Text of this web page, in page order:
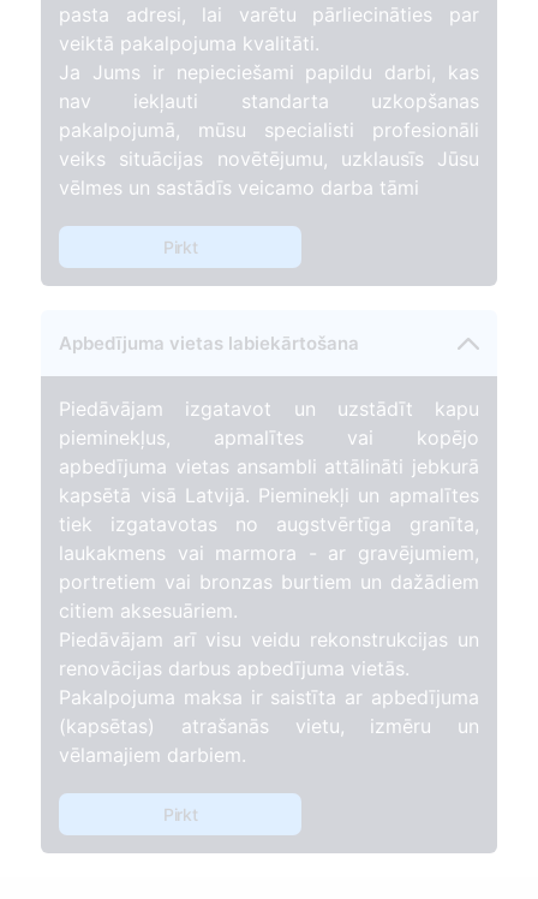
pasta adresi, lai varētu pārliecināties par
veiktā pakalpojuma kvalitāti.
Ja Jums ir nepieciešami papildu darbi, kas
nav iekļauti standarta uzkopšanas
pakalpojumā, mūsu specialisti profesionāli
veiks situācijas novētējumu, uzklausīs Jūsu
vēlmes un sastādīs veicamo darba tāmi
Pirkt
Apbedījuma vietas labiekārtošana
Piedāvājam izgatavot un uzstādīt kapu
pieminekļus, apmalītes vai kopējo
apbedījuma vietas ansambli attālināti jebkurā
kapsētā visā Latvijā. Pieminekļi un apmalītes
tiek izgatavotas no augstvērtīga granīta,
laukakmens vai marmora - ar gravējumiem,
portretiem vai bronzas burtiem un dažādiem
citiem aksesuāriem.
Piedāvājam arī visu veidu rekonstrukcijas un
renovācijas darbus apbedījuma vietās.
Pakalpojuma maksa ir saistīta ar apbedījuma
(kapsētas) atrašanās vietu, izmēru un
vēlamajiem darbiem.
Pirkt